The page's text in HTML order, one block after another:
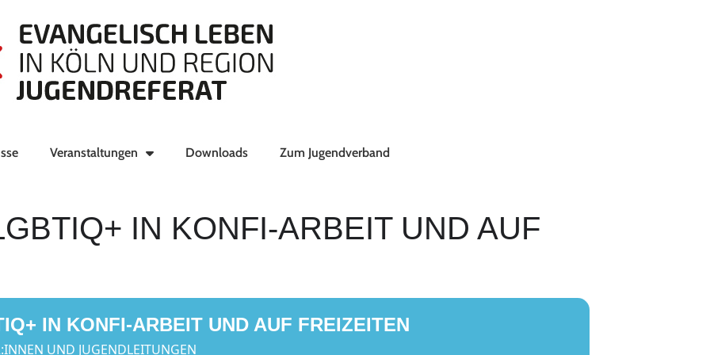
Veranstaltungen Downloads Zum Jugendverband
IN KONFI-ARBEIT UND AUF
IN KONFI-ARBEIT UND AUF FREIZEITEN
UND JUGENDLEITUNGEN